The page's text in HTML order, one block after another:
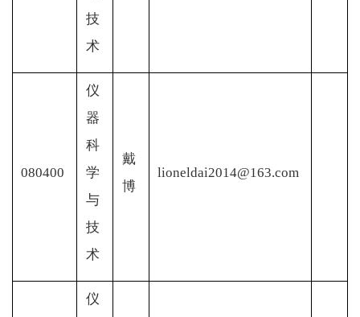
技
术
080400
仪
器
科
学
与
技
术
戴
博
lioneldai2014@163.com
仪